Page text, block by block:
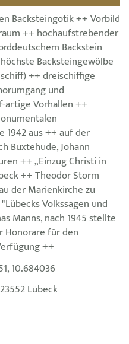
Backsteingotik ++ Vorbild
++ hochaufstrebender
Backstein
Backsteingewölbe
++ dreischiffige
und
artige Vorhallen ++
1942 aus ++ auf der
Buxtehude, Johann
++ „Einzug Christi in
++ Theodor Storm
der Marienkirche zu
Volkssagen und
Manns, nach 1945 stellte
Honorare für den
++
10.684036
Lübeck